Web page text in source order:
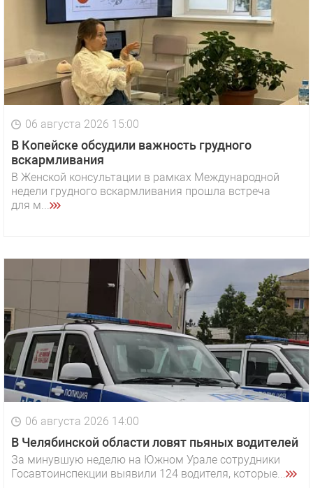
06 августа 2026 15:00
В Копейске обсудили важность грудного
вскармливания
В Женской консультации в рамках Международной
недели грудного вскармливания прошла встреча
для м...
06 августа 2026 14:00
В Челябинской области ловят пьяных водителей
За минувшую неделю на Южном Урале сотрудники
Госавтоинспекции выявили 124 водителя, которые...